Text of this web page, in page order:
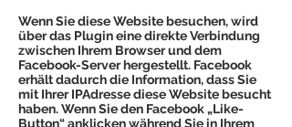
Wenn Sie diese Website besuchen, wird
über das Plugin eine direkte Verbindung
zwischen Ihrem Browser und dem
Facebook-Server hergestellt. Facebook
erhält dadurch die Information, dass Sie
mit Ihrer IPAdresse diese Website besucht
haben. Wenn Sie den Facebook „Like-
Button“ anklicken während Sie in Ihrem